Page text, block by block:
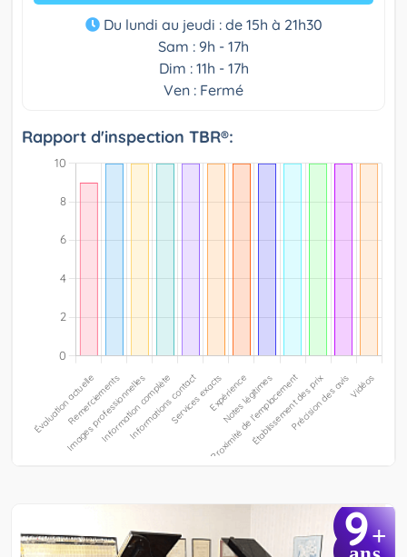
Du lundi au jeudi : de 15h à 21h30
Sam : 9h - 17h
Dim : 11h - 17h
Ven : Fermé
Rapport d'inspection TBR®:
9+